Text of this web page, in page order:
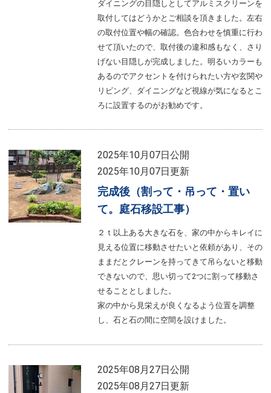
ダイニングの目隠しとしてアルミスクリーンを
取付してはどうかとご相談を頂きました。左右
の取付位置や幅の確認。色合わせを慎重に行わ
せて頂いたので、取付後の違和感もなく、さり
げない目隠しが完成しました。明るいカラーも
あるのでアクセントを付けられたい方や玄関や
リビング、ダイニングなど視線が気になるとこ
ろに設置するのがお勧めです。
2025年10月07日公開
2025年10月07日更新
完成後（割って・吊って・置い
て。庭石移設工事）
２ｔ以上ある大きな石を、家の中からキレイに
見える位置に移動させたいと依頼があり、その
ままだとクレーンを持ってきて吊らないと移動
できないので、思い切って2つに割って移動さ
せることとしました。
家の中から見栄えが良くなるよう位置を調整
し、石と石の間に空間を設けました。
2025年08月27日公開
2025年08月27日更新